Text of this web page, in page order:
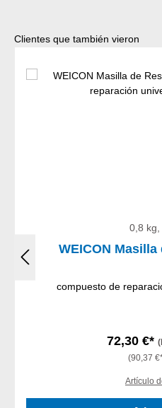
Omitir la galería de productos
Clientes que también vieron
0,8 kg,
WEICON
compuesto de
72,30 €*
(90,37
Artículo